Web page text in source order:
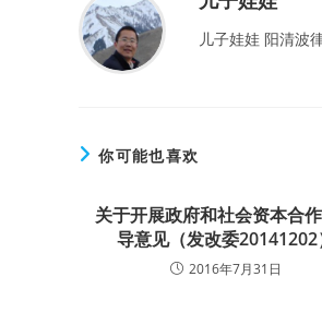
儿子娃娃 阳清波
你可能也喜欢
关于开展政府和社会资本合
导意见（发改委20141202
2016年7月31日